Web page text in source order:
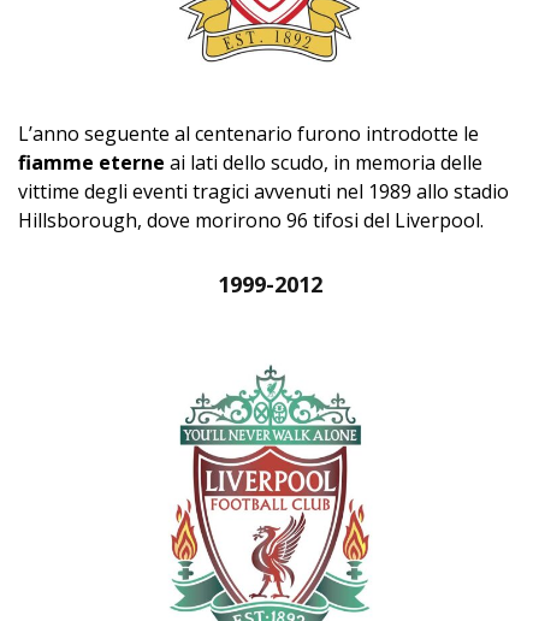
L’anno seguente al centenario furono introdotte le
fiamme eterne ai lati dello scudo, in memoria delle
vittime degli eventi tragici avvenuti nel 1989 allo stadio
Hillsborough, dove morirono 96 tifosi del Liverpool.
1999-2012